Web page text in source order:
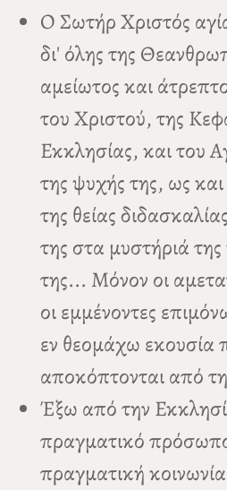
Ο Σωτήρ Χριστός
δι' όλης της
αμείωτος και
του Χριστού, της
Εκκλησίας, και του
της ψυχής της, ως
της θείας
της στα μυστήριά της
της... Μόνον οι
οι εμμένοντες
εν θεομάχω εκουσία
αποκόπτονται από
Έξω από την
πραγματικό
πραγματική